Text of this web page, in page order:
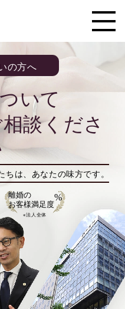
メニ
の方へ
いて
談くださ
ちは、あなたの味方です。
離婚の
お客様満足度
%
※法人全体